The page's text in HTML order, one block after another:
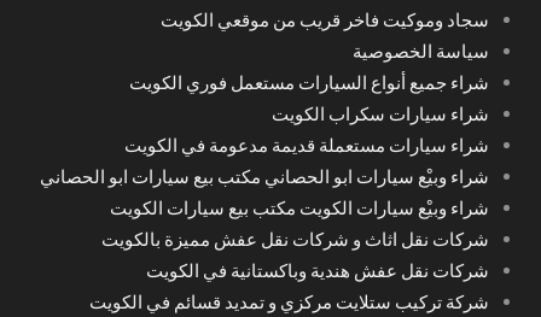
سجاد وموكيت فاخر قريب من موقعي الكويت
سياسة الخصوصية
شراء جميع أنواع السيارات مستعمل فوري الكويت
شراء سيارات سكراب الكويت
شراء سيارات مستعملة قديمة مدعومة في الكويت
شراء وبيْع سيارات ابو الحصاني مكتب بيع سيارات ابو الحصاني
شراء وبيْع سيارات الكويت مكتب بيع سيارات الكويت
شركات نقل اثاث و شركات نقل عفش مميزة بالكويت
شركات نقل عفش هندية وباكستانية في الكويت
شركة تركيب ستلايت مركزي و تمديد قسائم في الكويت